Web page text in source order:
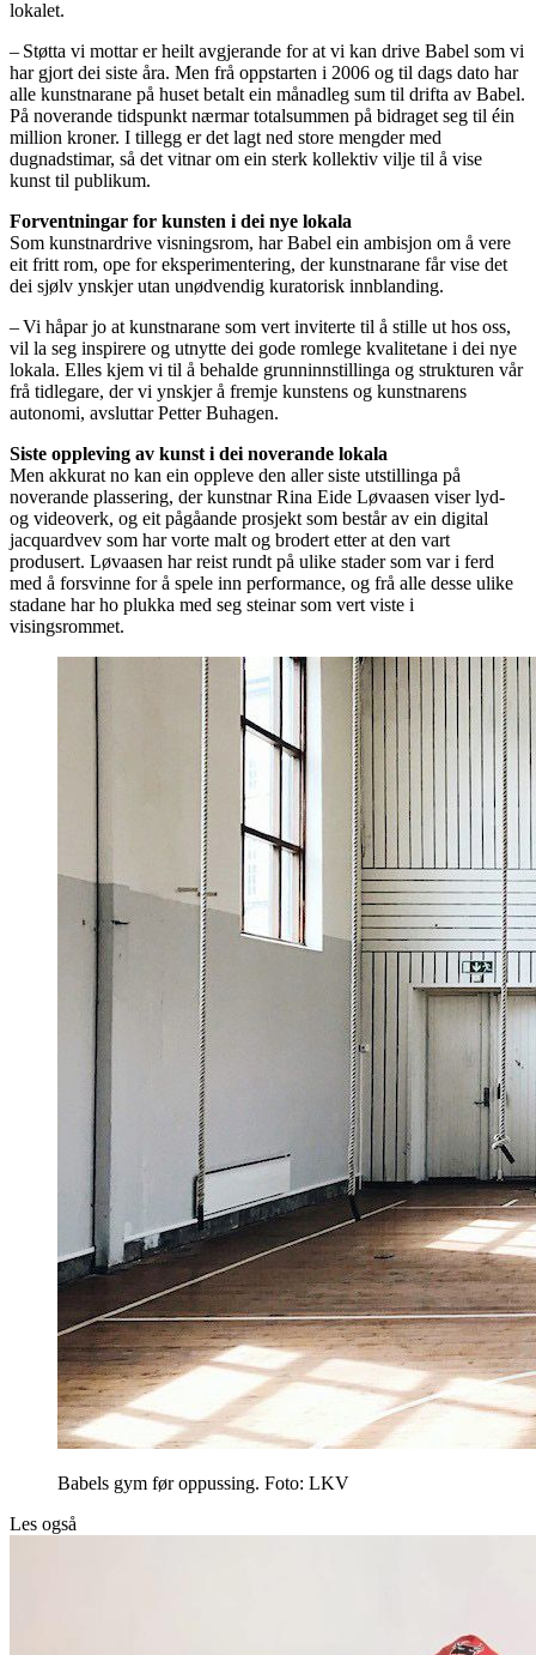
lokalet.
– Støtta vi mottar er heilt avgjerande for at vi kan drive Babel som vi
har gjort dei siste åra. Men frå oppstarten i 2006 og til dags dato har
alle kunstnarane på huset betalt ein månadleg sum til drifta av Babel.
På noverande tidspunkt nærmar totalsummen på bidraget seg til éin
million kroner. I tillegg er det lagt ned store mengder med
dugnadstimar, så det vitnar om ein sterk kollektiv vilje til å vise
kunst til publikum.
Forventningar for kunsten i dei nye lokala
Som kunstnardrive visningsrom, har Babel ein ambisjon om å vere
eit fritt rom, ope for eksperimentering, der kunstnarane får vise det
dei sjølv ynskjer utan unødvendig kuratorisk innblanding.
– Vi håpar jo at kunstnarane som vert inviterte til å stille ut hos oss,
vil la seg inspirere og utnytte dei gode romlege kvalitetane i dei nye
lokala. Elles kjem vi til å behalde grunninnstillinga og strukturen vår
frå tidlegare, der vi ynskjer å fremje kunstens og kunstnarens
autonomi, avsluttar Petter Buhagen.
Siste oppleving av kunst i dei noverande lokala
Men akkurat no kan ein oppleve den aller siste utstillinga på
noverande plassering, der kunstnar Rina Eide Løvaasen viser lyd-
og videoverk, og eit pågåande prosjekt som består av ein digital
jacquardvev som har vorte malt og brodert etter at den vart
produsert. Løvaasen har reist rundt på ulike stader som var i ferd
med å forsvinne for å spele inn performance, og frå alle desse ulike
stadane har ho plukka med seg steinar som vert viste i
visingsrommet.
Babels gym før oppussing. Foto: LKV
Les også